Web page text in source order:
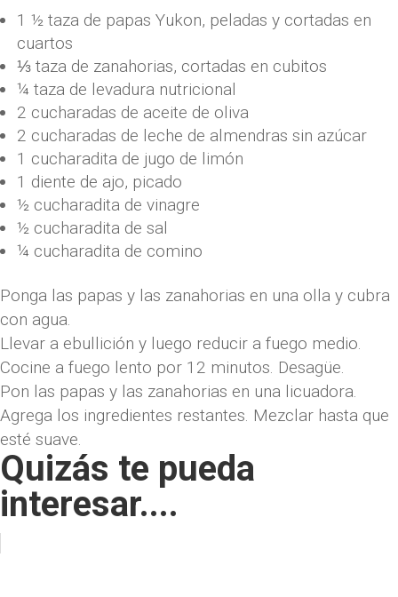
1 ½ taza de papas Yukon, peladas y cortadas en
cuartos
⅓ taza de zanahorias, cortadas en cubitos
¼ taza de levadura nutricional
2 cucharadas de aceite de oliva
2 cucharadas de leche de almendras sin azúcar
1 cucharadita de jugo de limón
1 diente de ajo, picado
½ cucharadita de vinagre
½ cucharadita de sal
¼ cucharadita de comino
Ponga las papas y las zanahorias en una olla y cubra
con agua.
Llevar a ebullición y luego reducir a fuego medio.
Cocine a fuego lento por 12 minutos. Desagüe.
Pon las papas y las zanahorias en una licuadora.
Agrega los ingredientes restantes. Mezclar hasta que
esté suave.
Quizás te pueda
interesar....